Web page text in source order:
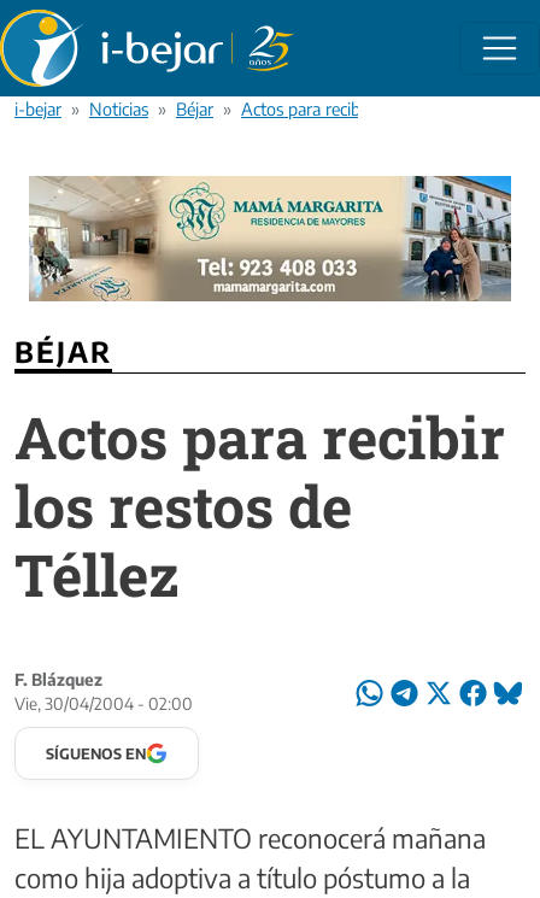
Pasar al contenido principal
i-bejar Noticias Béjar Actos para recibir los restos de Téllez
BÉJAR
Actos para recibir
los restos de
Téllez
F. Blázquez
Vie, 30/04/2004 - 02:00
SÍGUENOS EN
EL AYUNTAMIENTO reconocerá mañana
como hija adoptiva a título póstumo a la